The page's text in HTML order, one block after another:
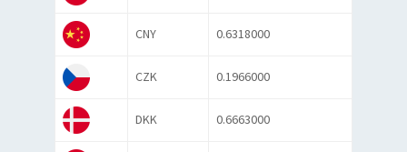
CNY 0.6318000
CZK 0.1966000
DKK 0.6663000